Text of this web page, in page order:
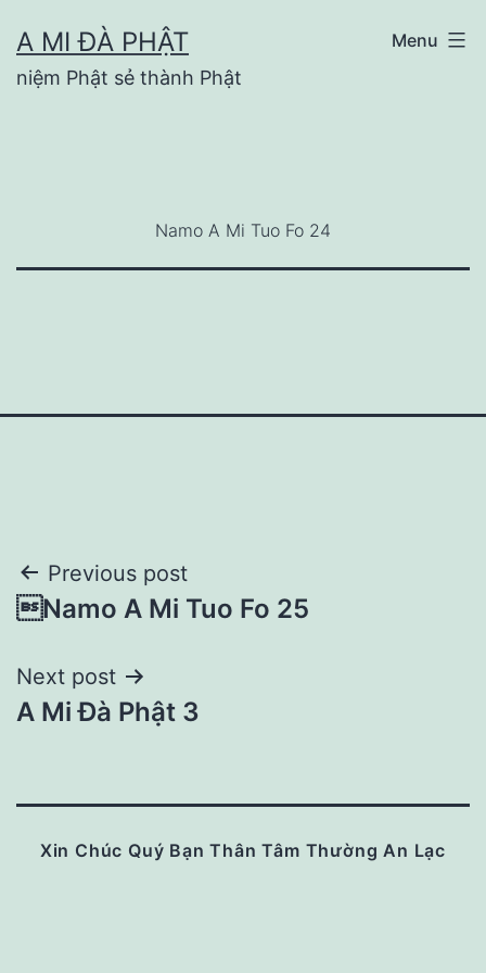
to
content
A MI ĐÀ PHẬT
niệm Phật sẻ thành Phật
Menu
Namo A Mi Tuo Fo 24
Post
navigation
Previous post
Namo A Mi Tuo Fo 25
Next post
A Mi Đà Phật 3
Xin Chúc Quý Bạn Thân Tâm Thường An Lạc